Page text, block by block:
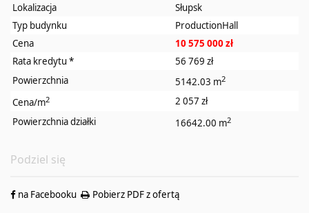
Lokalizacja
Słupsk
Typ budynku
ProductionHall
Cena
10 575 000 zł
Rata kredytu*
56 769 zł
Powierzchnia
5142.03 m2
Cena/m2
2 057 zł
Powierzchnia działki
16642.00 m2
Podziel się
na Facebooku Pobierz PDF z ofertą